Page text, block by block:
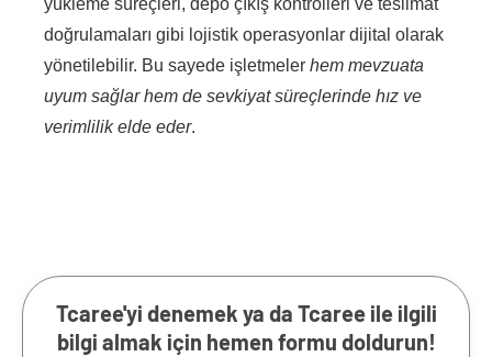
yükleme süreçleri, depo çıkış kontrolleri ve teslimat
doğrulamaları gibi lojistik operasyonlar dijital olarak
yönetilebilir. Bu sayede işletmeler hem mevzuata
uyum sağlar hem de sevkiyat süreçlerinde hız ve
verimlilik elde eder.
Tcaree'yi denemek ya da Tcaree ile ilgili
bilgi almak için hemen formu doldurun!